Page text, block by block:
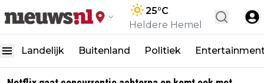
25°C
Heldere Hemel
Landelijk Buitenland Politiek